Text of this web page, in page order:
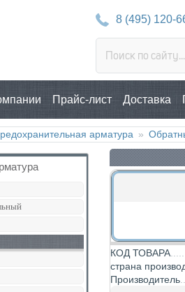
8 (495) 120-
Прайс-лист Доставка
арматура »
КОД ТОВАРА
страна
Производитель